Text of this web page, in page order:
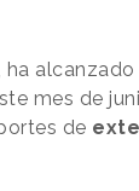
, ha
mes de
de